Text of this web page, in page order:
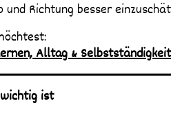
Richtung besser
Alltag & Selbstständigkeit
ist